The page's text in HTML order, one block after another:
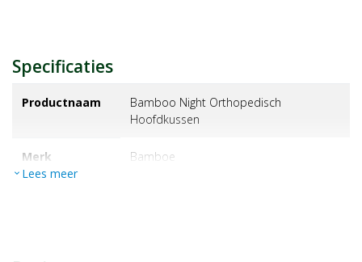
Specificaties
Productnaam
Bamboo Night Orthopedisch
Hoofdkussen
Merk bamboe
expand_more Lees meer